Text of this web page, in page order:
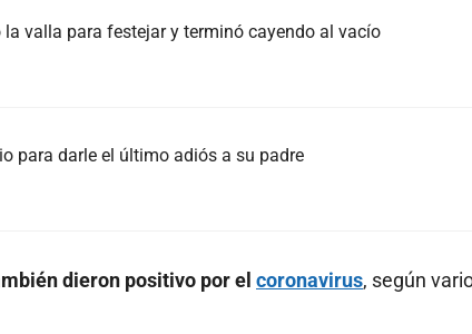
valla para festejar y terminó cayendo al vacío
para darle el último adiós a su padre
dieron positivo por el coronavirus, según